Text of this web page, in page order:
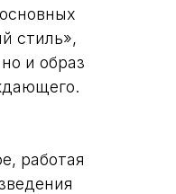
стиль»,
и образ
работая